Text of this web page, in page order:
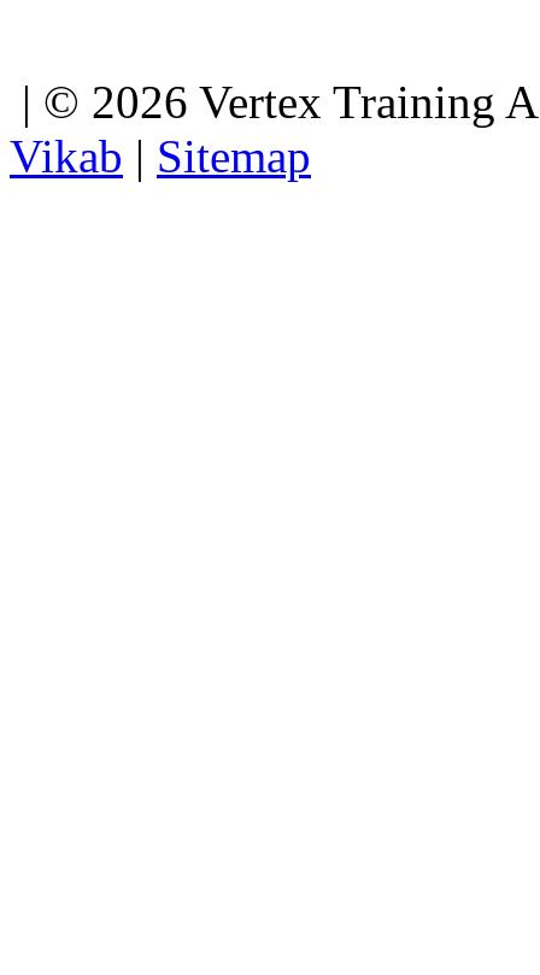
| © 2026 Vertex Training
Vikab | Sitemap